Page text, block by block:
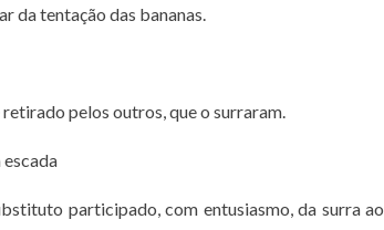
da tentação das bananas.
pelos outros, que o surraram.
participado, com entusiasmo, da surra ao